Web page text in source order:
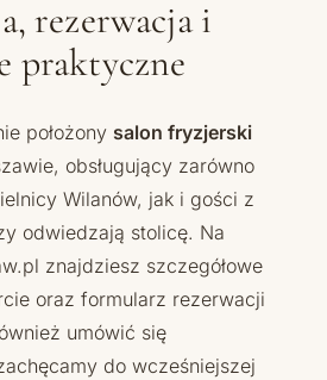
rezerwacja i
praktyczne
położony salon fryzjerski
obsługujący zarówno
Wilanów, jak i gości z
odwiedzają stolicę. Na
znajdziesz szczegółowe
oraz formularz rezerwacji
umówić się
do wcześniejszej